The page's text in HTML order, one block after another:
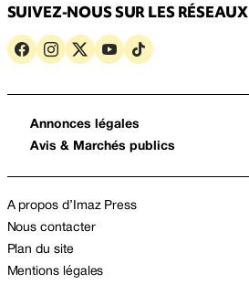
SUIVEZ-NOUS SUR LES RÉSEAUX
Annonces légales
Avis & Marchés publics
A propos d’Imaz Press
Nous contacter
Plan du site
Mentions légales